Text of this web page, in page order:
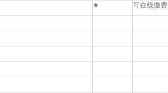
★ 可在线缴费